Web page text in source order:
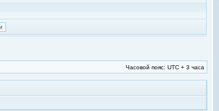
Часовой пояс: UTC + 3 часа